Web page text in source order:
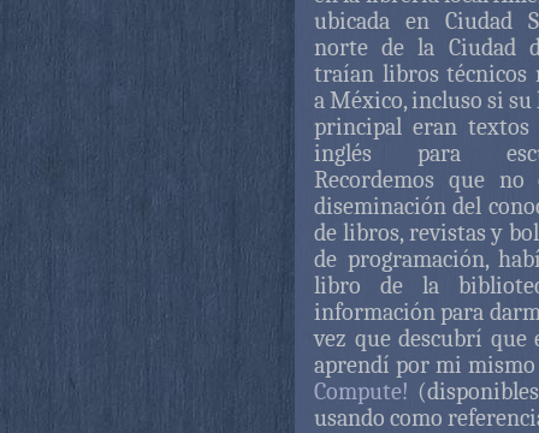
ubicada en Ciudad
norte de la Ciudad
traían libros técnicos
a México, incluso si su
principal eran textos
inglés para
Recordemos que
diseminación del
de libros, revistas y
de programación,
libro de la
información para
vez que descubrí
aprendí por mi
Compute!
usando como